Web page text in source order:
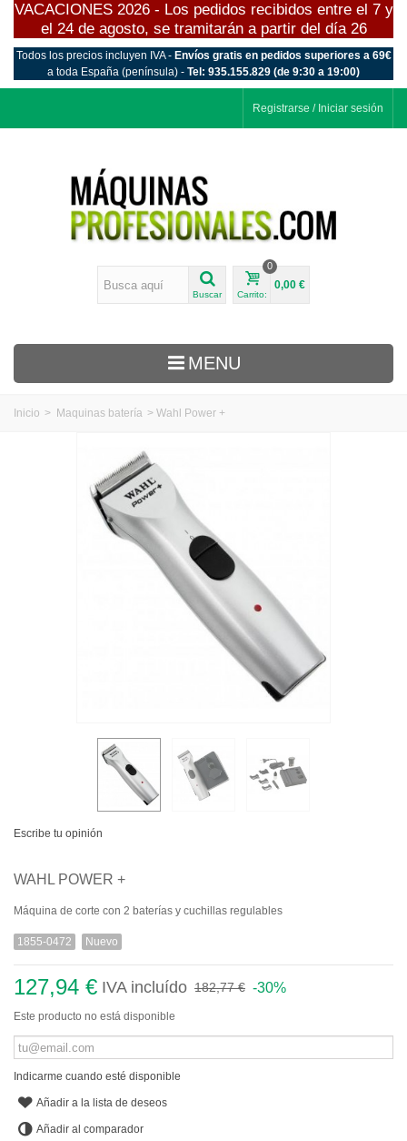
VACACIONES 2026 - Los pedidos recibidos entre el 7 y
el 24 de agosto, se tramitarán a partir del día 26
Todos los precios incluyen IVA - Envíos gratis en pedidos superiores a 69€
a toda España (península) - Tel: 935.155.829 (de 9:30 a 19:00)
Registrarse / Iniciar sesión
Buscar Carrito:
0
0,00 €
MENU
Inicio > Maquinas batería > Wahl Power +
Escribe tu opinión
WAHL POWER +
Máquina de corte con 2 baterías y cuchillas regulables
1855-0472 Nuevo
127,94 € IVA incluído 182,77 € -30%
Este producto no está disponible
Indicarme cuando esté disponible
Añadir a la lista de deseos
Añadir al comparador